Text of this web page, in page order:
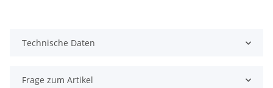
Technische Daten
Frage zum Artikel